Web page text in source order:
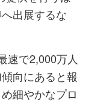
出展するな
速で2,000万人
向にあると報
細やかなプロ